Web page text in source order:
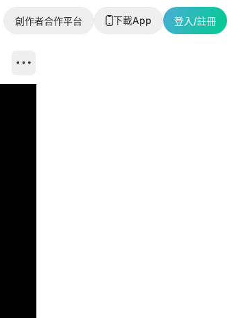
創作者合作平台 下載App 登入/註冊